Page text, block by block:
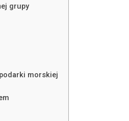
grupy
morskiej